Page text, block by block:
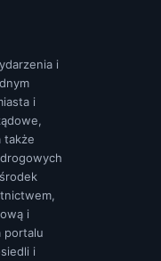
i
i
także
i
portalu
i